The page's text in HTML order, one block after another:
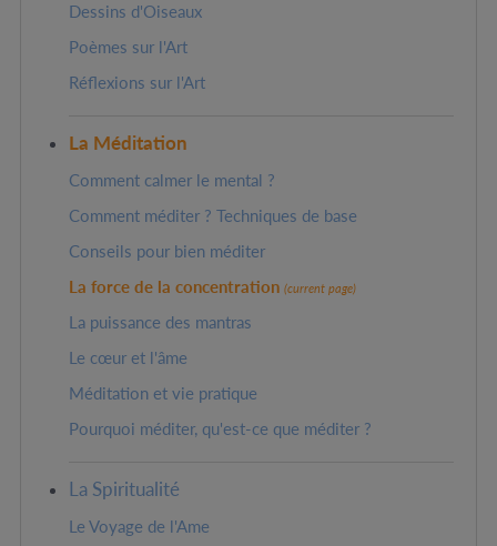
Dessins d'Oiseaux
Poèmes sur l'Art
Réflexions sur l'Art
La Méditation
Comment calmer le mental ?
Comment méditer ? Techniques de base
Conseils pour bien méditer
La force de la concentration (current page)
La puissance des mantras
Le cœur et l'âme
Méditation et vie pratique
Pourquoi méditer, qu'est-ce que méditer ?
La Spiritualité
Le Voyage de l'Ame